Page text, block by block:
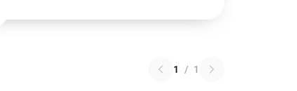
1 / 1